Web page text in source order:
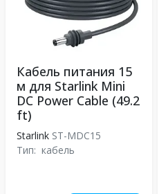
Кабель питания 15
м для Starlink Mini
DC Power Cable (49.2
ft)
Starlink ST-MDC15
Тип: кабель